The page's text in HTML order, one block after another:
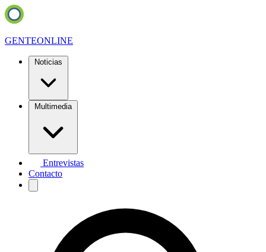
GENTEONLINE
Noticias
Multimedia
Entrevistas
Contacto